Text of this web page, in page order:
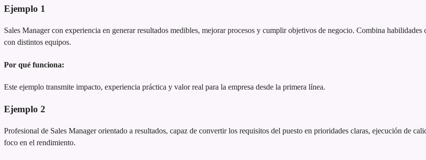
Ejemplo 1
Sales Manager con experiencia en generar resultados medibles, mejorar procesos y cumplir objetivos de negocio. Combina
con distintos equipos.
Por qué funciona:
Este ejemplo transmite impacto, experiencia práctica y valor real para la empresa desde la primera línea.
Ejemplo 2
Profesional de Sales Manager orientado a resultados, capaz de convertir los requisitos del puesto en prioridades claras, ejecución de
foco en el rendimiento.